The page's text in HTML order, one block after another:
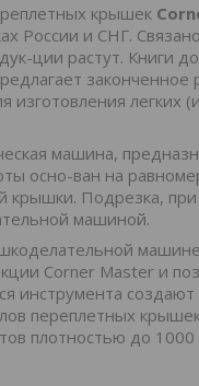
крышек
России и СНГ.
ции растут. Книги
легких
машина,
осно-ван на
крышки. Подрезка,
машиной.
Corner Master и
создают
переплетных
плотностью до 1000